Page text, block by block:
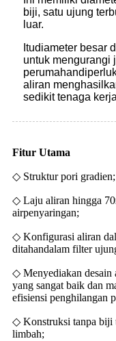
biji, satu ujung
luar.
Itudiameter besar
untuk mengurangi
perumahan
aliran
sedikit tenaga
Fitur Utama
◇ Struktur pori gradien;
◇ Laju aliran hingga
airpenyaringan;
◇ Konfigurasi aliran
ditahandalam filter
◇ Menyediakan desain
yang sangat baik dan
efisiensi penghilangan
◇ Konstruksi tanpa biji
limbah;